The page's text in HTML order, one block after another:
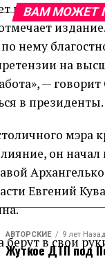
нему
на
—
в президенты.
мэра
он
Евгений
берут в свои
ВАМ МОЖЕТ
АВТОРСКИЕ 9 лет Назад
Жуткое ДТП под